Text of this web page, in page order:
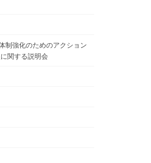
制強化のためのアクション
関する説明会